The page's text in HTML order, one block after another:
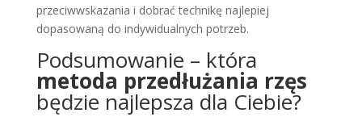
przeciwwskazania i dobrać technikę najlepiej
dopasowaną do indywidualnych potrzeb.
Podsumowanie – która
metoda przedłużania rzęs
będzie najlepsza dla Ciebie?